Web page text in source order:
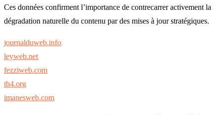
Ces données confirment l’importance de contrecarrer activement la
dégradation naturelle du contenu par des mises à jour stratégiques.
journalduweb.info
leyweb.net
fezziweb.com
th4.org
imanesweb.com